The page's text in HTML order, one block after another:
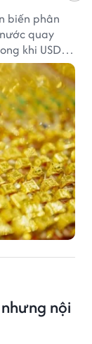
biến phân
quay
khi USD
tâm lập
nội